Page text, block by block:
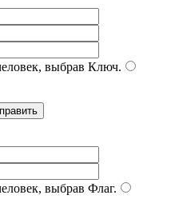
выбрав Ключ.
выбрав Флаг.